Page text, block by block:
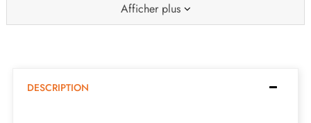
Afficher plus
DESCRIPTION